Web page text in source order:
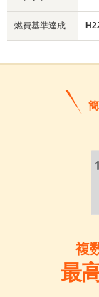
燃費基準達成
複
最